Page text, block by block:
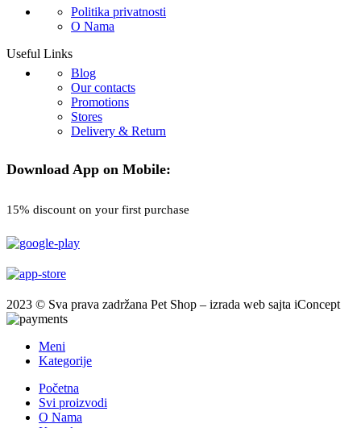
Politika privatnosti
O Nama
Useful Links
Blog
Our contacts
Promotions
Stores
Delivery & Return
Download App on Mobile:
15% discount on your first purchase
2023 © Sva prava zadržana Pet Shop – izrada web sajta iConcept
Meni
Kategorije
Početna
Svi proizvodi
O Nama